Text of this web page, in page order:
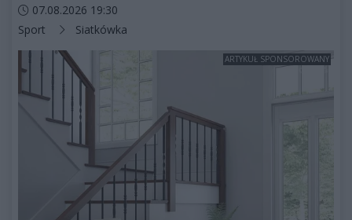
Data dodania artykułu:
07.08.2026 19:30
Kategorie artykułu:
Sport Siatkówka
ARTYKUŁ SPONSOROWANY